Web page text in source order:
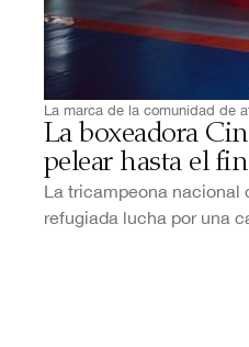
La marca de la comunidad de
La boxeadora
pelear hasta el
La tricampeona nacional
refugiada lucha por una